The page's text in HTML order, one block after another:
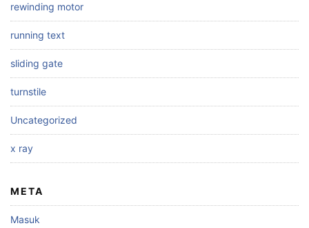
rewinding motor
running text
sliding gate
turnstile
Uncategorized
x ray
META
Masuk